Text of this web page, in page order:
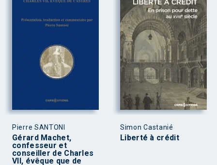
Pierre SANTONI
Gérard Machet,
confesseur et
conseiller de Charles
VII, évêque que de
Simon Castanié
Liberté à crédit